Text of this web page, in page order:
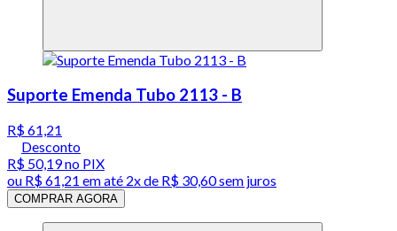
Suporte Emenda Tubo 2113 - B
R$ 61,21
Desconto
R$ 50,19no PIX
ou R$ 61,21 em até 2x de R$ 30,60 sem juros
COMPRAR AGORA